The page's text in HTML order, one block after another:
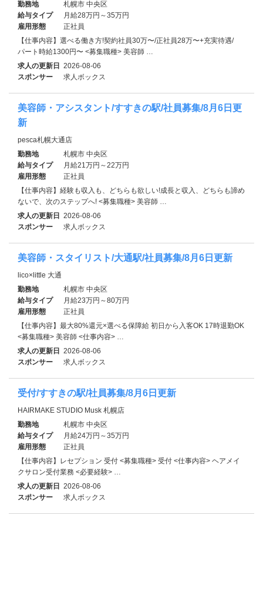
勤務地
札幌市 中央区
給与タイプ
月給28万円～35万円
雇用形態
正社員
【仕事内容】選べる働き方!契約社員30万〜/正社員28万〜+充実待遇/
パート時給1300円〜 <募集職種> 美容師 …
求人の更新日 2026-08-06
スポンサー
求人ボックス
美容師・アシスタント/すすきの駅/社員募集/8月6日更
新
pesca札幌大通店
勤務地
札幌市 中央区
給与タイプ
月給21万円～22万円
雇用形態
正社員
【仕事内容】経験も収入も、どちらも欲しい!成長と収入、どちらも諦め
ないで、次のステップへ! <募集職種> 美容師 …
求人の更新日 2026-08-06
スポンサー
求人ボックス
美容師・スタイリスト/大通駅/社員募集/8月6日更新
lico×little 大通
勤務地
札幌市 中央区
給与タイプ
月給23万円～80万円
雇用形態
正社員
【仕事内容】最大80%還元×選べる保障給 初日から入客OK 17時退勤OK
<募集職種> 美容師 <仕事内容> …
求人の更新日 2026-08-06
スポンサー
求人ボックス
受付/すすきの駅/社員募集/8月6日更新
HAIRMAKE STUDIO Musk 札幌店
勤務地
札幌市 中央区
給与タイプ
月給24万円～35万円
雇用形態
正社員
【仕事内容】レセプション 受付 <募集職種> 受付 <仕事内容> ヘアメイ
クサロン受付業務 <必要経験> …
求人の更新日 2026-08-06
スポンサー
求人ボックス